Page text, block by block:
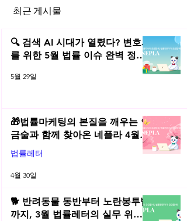
표준특허와 FRAND
최근 게시물
🔍 검색 AI 시대가 열렸다? 변호사
를 위한 5월 법률 이슈 완벽 정리 |
5월 29일
🎁법률마케팅의 본질을 깨우는 연
금술과 함께 찾아온 네플라 4월
법률레터
법률레터
4월 30일
🐕 반려동물 동반부터 노란봉투법
까지, 3월 법률레터의 실무 위키